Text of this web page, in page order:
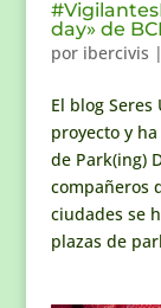
day» de
por ibercivis |
El blog
proyecto y
de Park(ing)
compañeros
ciudades se
plazas de